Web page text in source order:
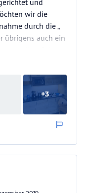
wir die
durch die „
übrigens auch ein
alle Fälle wieder
in Anspruch
die tolle
+3